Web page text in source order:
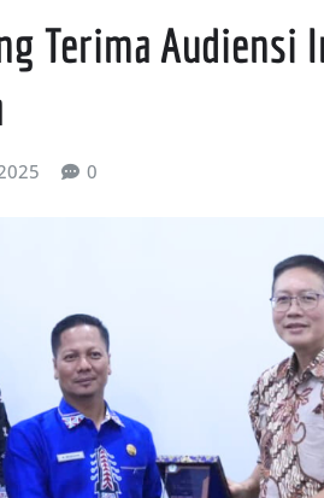
Terima
0